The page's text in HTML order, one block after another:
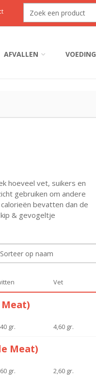
AFVALLEN VOEDING
hoeveel vet, suikers en
gebruiken om andere
bevatten dan de
& gevogeltje
Vet
gr. 4,60 gr.
Meat)
gr. 2,60 gr.